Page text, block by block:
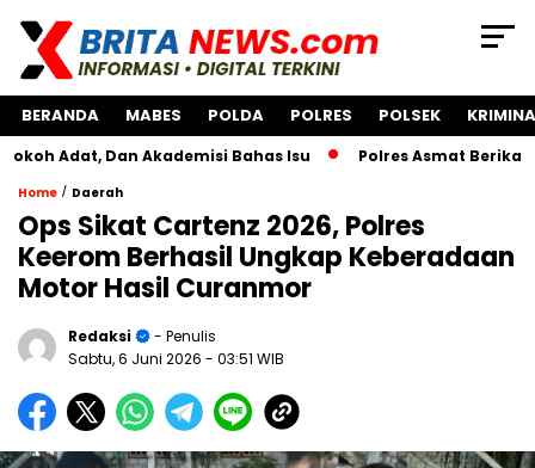
BERANDA MABES POLDA POLRES POLSEK
Dan Akademisi Bahas Isu Polres Asmat Berikan Bantuan
Home / Daerah
Ops Sikat Cartenz 2026, Polres
Keerom Berhasil Ungkap Keberadaan
Motor Hasil Curanmor
Redaksi
- Penulis
Sabtu, 6 Juni 2026 - 03:51 WIB